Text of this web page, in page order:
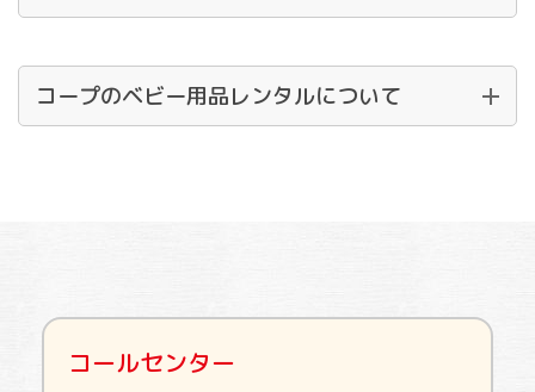
コープのベビー用品レンタルについて
コールセンター